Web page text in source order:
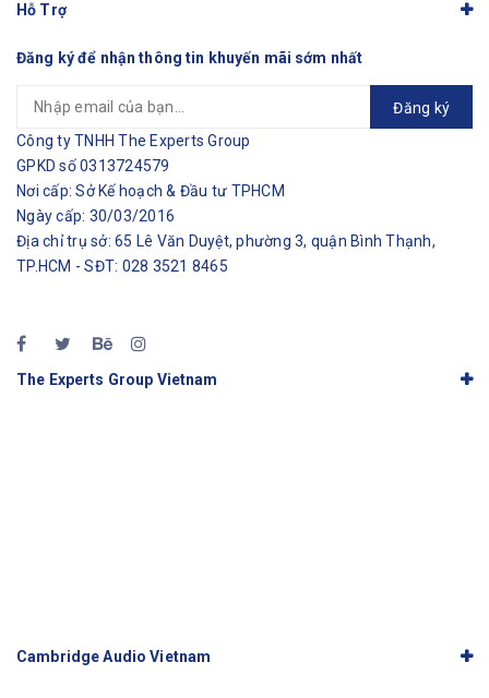
Hỗ Trợ
Đăng ký để nhận thông tin khuyến mãi sớm nhất
Đăng ký
Công ty TNHH The Experts Group
GPKD số 0313724579
Nơi cấp: Sở Kế hoạch & Đầu tư TPHCM
Ngày cấp: 30/03/2016
Địa chỉ trụ sở: 65 Lê Văn Duyệt, phường 3, quận Bình Thạnh,
TP.HCM - SĐT: 028 3521 8465
The Experts Group Vietnam
Cambridge Audio Vietnam